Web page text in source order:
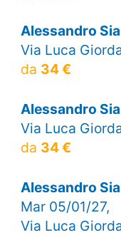
Alessandro
Via Luca
da 34 €
Alessandro
Via Luca
da 34 €
Alessandro
Mar 05/01/27,
Via Luca